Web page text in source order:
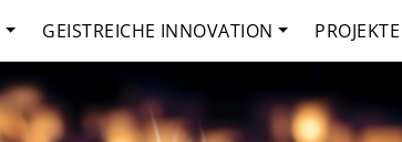
GEISTREICHE INNOVATION PROJEKTE